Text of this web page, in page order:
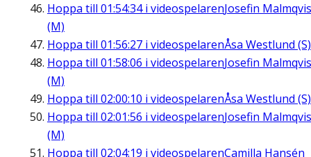
Hoppa till 01:54:34i videospelarenJosefin
(M)
Hoppa till 01:56:27 i videospelarenÅsa Westlund (S)
Hoppa till 01:58:06 i videospelarenJosefin
(M)
Hoppa till 02:00:10 i videospelarenÅsa Westlund (S)
Hoppa till 02:01:56 i videospelarenJosefin
(M)
Hoppa till 02:04:19 i videospelarenCamilla Hansén